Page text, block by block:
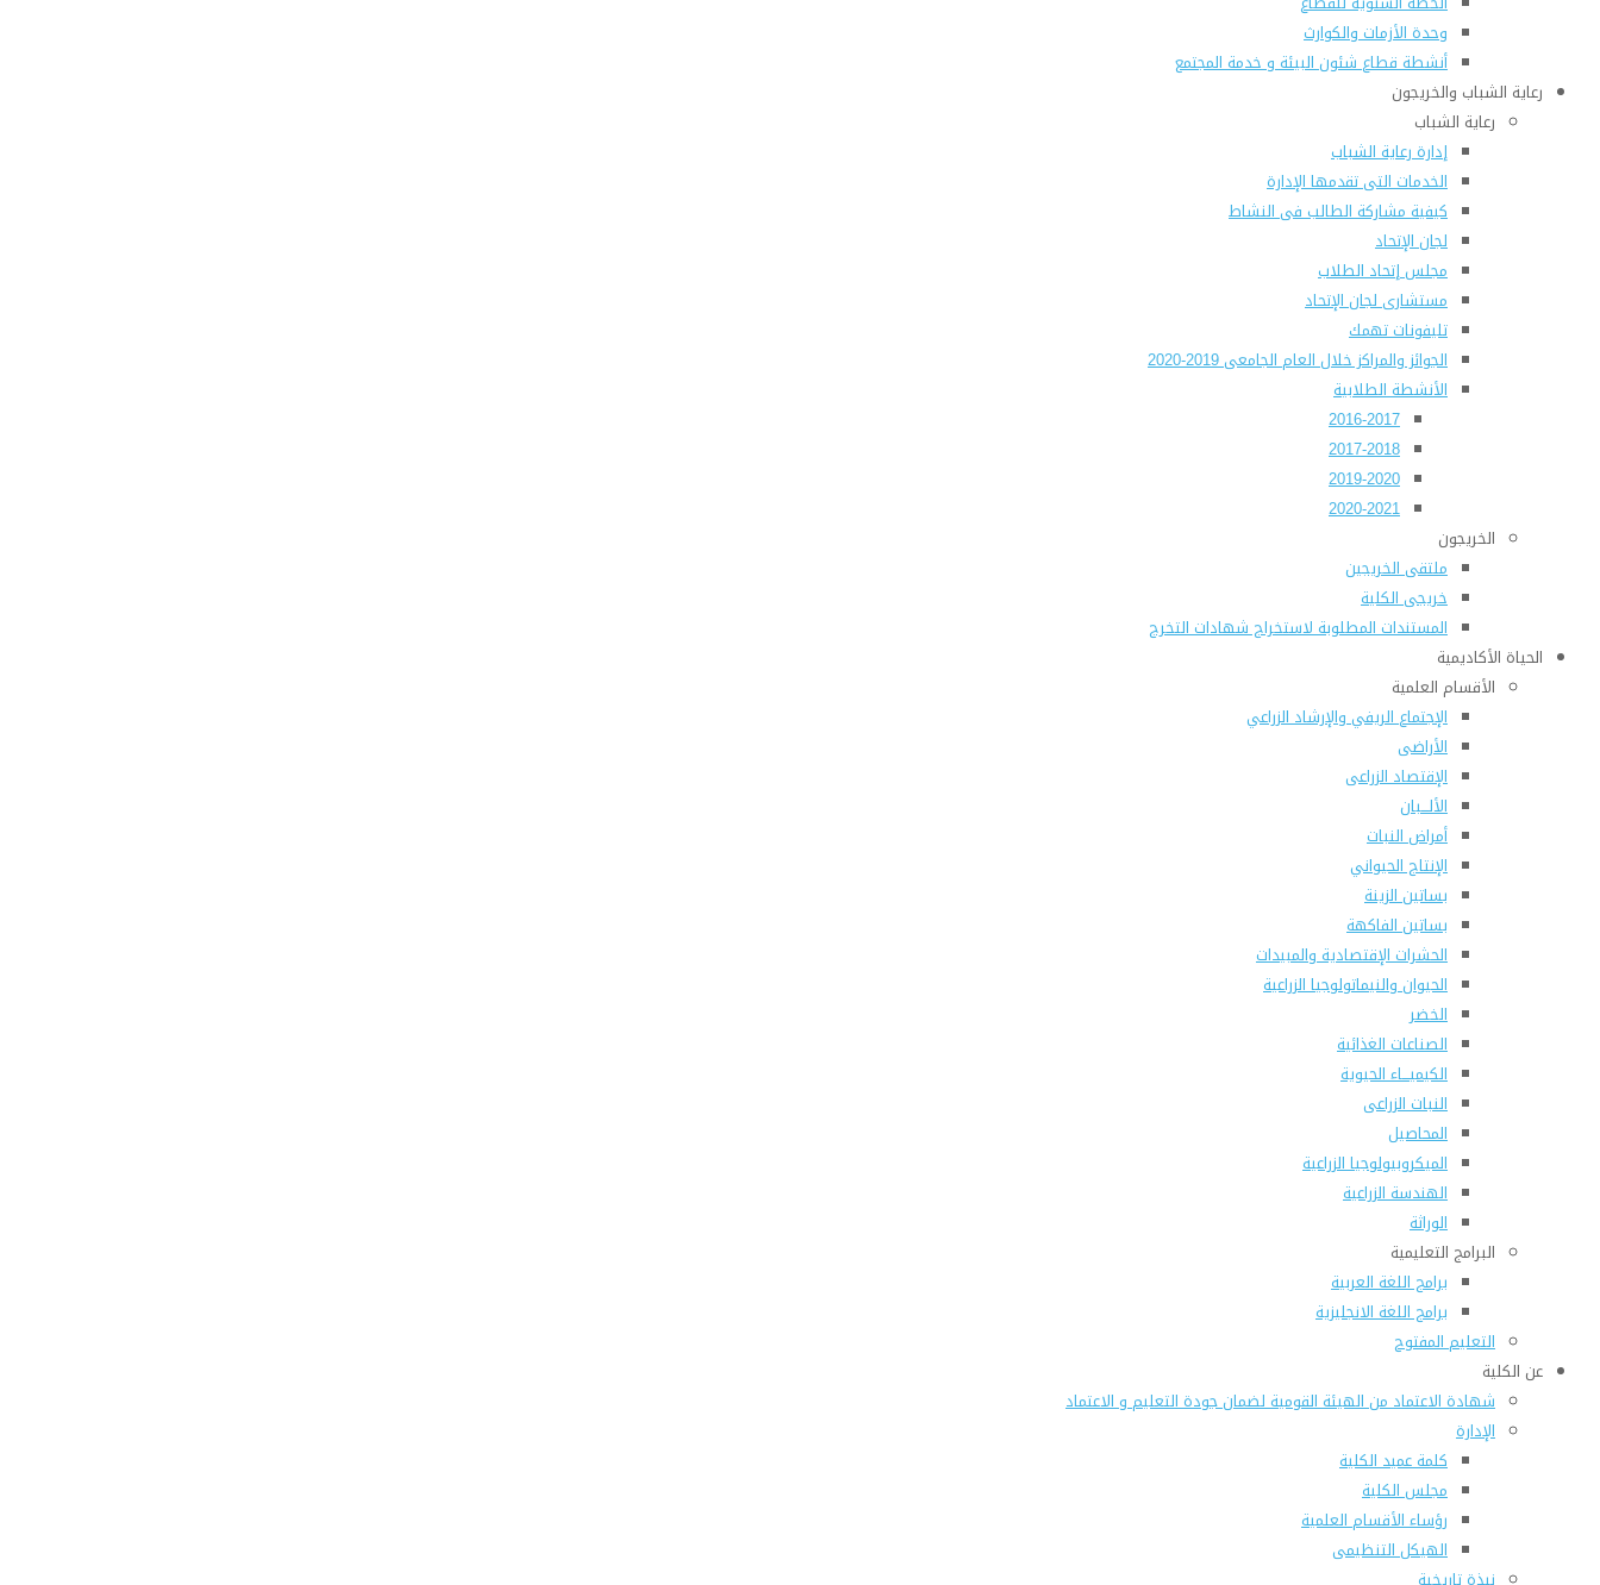
وحدة الأزمات والكوارث
أنشطة قطاع شئون البيئة و خدمة المجتمع
رعاية الشباب والخريجون
رعاية الشباب
إدارة رعاية الشباب
الخدمات التى تقدمها الإدارة
كيفية مشاركة الطالب فى النشاط
لجان الإتحاد
مجلس إتحاد الطلاب
مستشارى لجان الإتحاد
تليفونات تهمك
الجوائز والمراكز خلال العام الجامعى 2019-2020
الأنشطة الطلابية
2016-2017
2017-2018
2019-2020
2020-2021
الخريجون
ملتقى الخريجين
خريجى الكلية
المستندات المطلوبة لاستخراج شهادات التخرج
الحياة الأكاديمية
الأقسام العلمية
الإجتماع الريفي والإرشاد الزراعي
الأراضى
الإقتصاد الزراعى
الألـــبان
أمراض النبات
الإنتاج الحيواني
بساتين الزينة
بساتين الفاكهة
الحشرات الإقتصادية والمبيدات
الحيوان والنيماتولوجيا الزراعية
الخضر
الصناعات الغذائية
الكيميـــاء الحيوية
النبات الزراعى
المحاصيل
الميكروبيولوجيا الزراعية
الهندسة الزراعية
الوراثة
البرامج التعليمية
برامج اللغة العربية
برامج اللغة الانجليزية
التعليم المفتوح
عن الكلية
شهادة الاعتماد من الهيئة القومية لضمان جودة التعليم و الاعتماد
الإدارة
كلمة عميد الكلية
مجلس الكلية
رؤساء الأقسام العلمية
الهيكل التنظيمى